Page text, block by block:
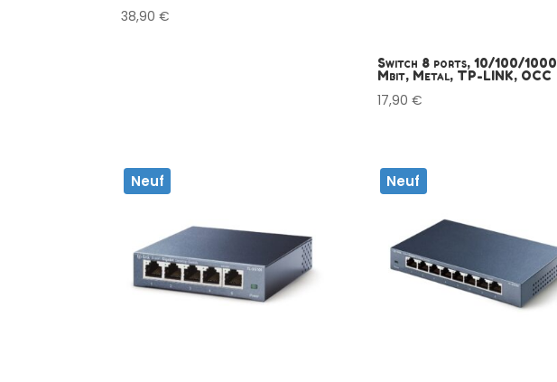
38,90€
Switch 8 ports, 10/100/1000
Mbit, Metal, TP-LINK, OCC
17,90 €
Neuf Neuf